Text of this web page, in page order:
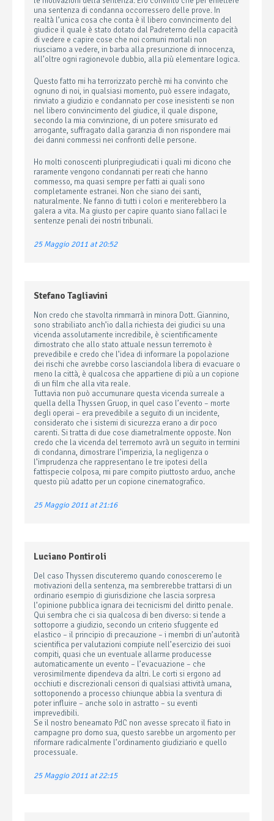
una sentenza di condanna occorressero delle prove. In
realtà l’unica cosa che conta è il libero convincimento del
giudice il quale è stato dotato dal Padreterno della capacità
di vedere e capire cose che noi comuni mortali non
riusciamo a vedere, in barba alla presunzione di innocenza,
all’oltre ogni ragionevole dubbio, alla più elementare logica.
Questo fatto mi ha terrorizzato perchè mi ha convinto che
ognuno di noi, in qualsiasi momento, può essere indagato,
rinviato a giudizio e condannato per cose inesistenti se non
nel libero convincimento del giudice, il quale dispone,
secondo la mia convinzione, di un potere smisurato ed
arrogante, suffragato dalla garanzia di non rispondere mai
dei danni commessi nei confronti delle persone.
Ho molti conoscenti pluripregiudicati i quali mi dicono che
raramente vengono condannati per reati che hanno
commesso, ma quasi sempre per fatti ai quali sono
completamente estranei. Non che siano dei santi,
naturalmente. Ne fanno di tutti i colori e meriterebbero la
galera a vita. Ma giusto per capire quanto siano fallaci le
sentenze penali dei nostri tribunali.
25 Maggio 2011 at 20:52
Stefano Tagliavini
Non credo che stavolta rimmarrà in minora Dott. Giannino,
sono strabiliato anch’io dalla richiesta dei giudici su una
vicenda assolutamente incredibile, è scientificamente
dimostrato che allo stato attuale nessun terremoto è
prevedibile e credo che l’idea di informare la popolazione
dei rischi che avrebbe corso lasciandola libera di evacuare o
meno la città, è qualcosa che appartiene di più a un copione
di un film che alla vita reale.
Tuttavia non può accumunare questa vicenda surreale a
quella della Thyssen Gruop, in quel caso l’evento – morte
degli operai – era prevedibile a seguito di un incidente,
considerato che i sistemi di sicurezza erano a dir poco
carenti. Si tratta di due cose diametralmente opposte. Non
credo che la vicenda del terremoto avrà un seguito in termini
di condanna, dimostrare l’imperizia, la negligenza o
l’imprudenza che rappresentano le tre ipotesi della
fattispecie colposa, mi pare compito piuttosto arduo, anche
questo più adatto per un copione cinematografico.
25 Maggio 2011 at 21:16
Luciano Pontiroli
Del caso Thyssen discuteremo quando conosceremo le
motivazioni della sentenza, ma sembrerebbe trattarsi di un
ordinario esempio di giurisdizione che lascia sorpresa
l’opinione pubblica ignara dei tecnicismi del diritto penale.
Qui sembra che ci sia qualcosa di ben diverso: si tende a
sottoporre a giudizio, secondo un criterio sfuggente ed
elastico – il principio di precauzione – i membri di un’autorità
scientifica per valutazioni compiute nell’esercizio dei suoi
compiti, quasi che un eventuale allarme producesse
automaticamente un evento – l’evacuazione – che
verosimilmente dipendeva da altri. Le corti si ergono ad
occhiuti e discrezionali censori di qualsiasi attività umana,
sottoponendo a processo chiunque abbia la sventura di
poter influire – anche solo in astratto – su eventi
imprevedibili.
Se il nostro beneamato PdC non avesse sprecato il fiato in
campagne pro domo sua, questo sarebbe un argomento per
riformare radicalmente l’ordinamento giudiziario e quello
processuale.
25 Maggio 2011 at 22:15